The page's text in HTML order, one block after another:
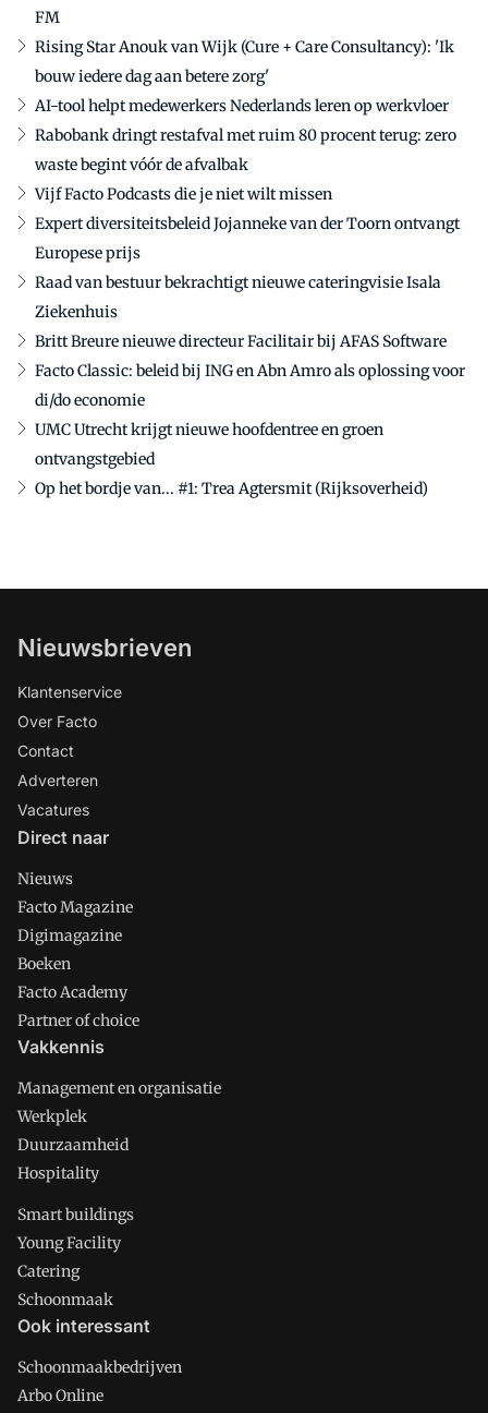
FM
Rising Star Anouk van Wijk (Cure + Care Consultancy): 'Ik
bouw iedere dag aan betere zorg'
AI-tool helpt medewerkers Nederlands leren op werkvloer
Rabobank dringt restafval met ruim 80 procent terug: zero
waste begint vóór de afvalbak
Vijf Facto Podcasts die je niet wilt missen
Expert diversiteitsbeleid Jojanneke van der Toorn ontvangt
Europese prijs
Raad van bestuur bekrachtigt nieuwe cateringvisie Isala
Ziekenhuis
Britt Breure nieuwe directeur Facilitair bij AFAS Software
Facto Classic: beleid bij ING en Abn Amro als oplossing voor
di/do economie
UMC Utrecht krijgt nieuwe hoofdentree en groen
ontvangstgebied
Op het bordje van... #1: Trea Agtersmit (Rijksoverheid)
Nieuwsbrieven
Klantenservice
Over Facto
Contact
Adverteren
Vacatures
Direct naar
Nieuws
Facto Magazine
Digimagazine
Boeken
Facto Academy
Partner of choice
Vakkennis
Management en organisatie
Werkplek
Duurzaamheid
Hospitality
Smart buildings
Young Facility
Catering
Schoonmaak
Ook interessant
Schoonmaakbedrijven
Arbo Online